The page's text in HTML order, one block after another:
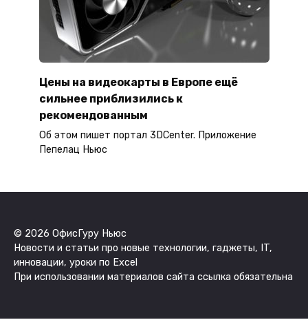
Цены на видеокарты в Европе ещё
сильнее приблизились к
рекомендованным
Об этом пишет портал 3DCenter. Приложение
Пепелац Ньюс
© 2026 ОфисГуру Ньюс
Новости и статьи про новые технологии, гаджеты, IT,
инновации, уроки по Excel
При использовании материалов сайта ссылка обязательна